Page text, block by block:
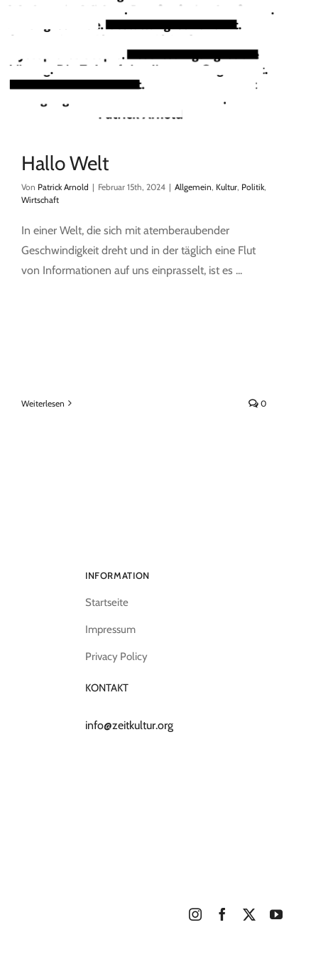
Hallo Welt
Von Patrick Arnold | Februar 15th, 2024 | Allgemein, Kultur, Politik,
Wirtschaft
In einer Welt, die sich mit atemberaubender
Geschwindigkeit dreht und in der täglich eine Flut
von Informationen auf uns einprasselt, ist es ...
Weiterlesen 0
INFORMATION
Startseite
Impressum
Privacy Policy
KONTAKT
info@zeitkultur.org